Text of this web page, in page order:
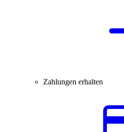
Zahlungen erhalten